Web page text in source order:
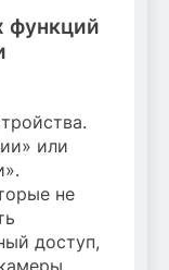
функций
или
не
доступ,